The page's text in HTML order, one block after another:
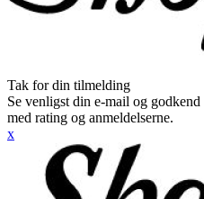
Tak for din tilmelding
Se venligst din e-mail og
med rating og anmeldelserne.
x